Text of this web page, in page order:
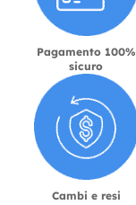
Pagamento 100%
sicuro
Cambi e resi